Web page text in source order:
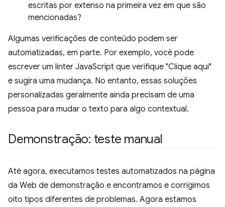
escritas por extenso na primeira vez em que são
mencionadas?
Algumas verificações de conteúdo podem ser
automatizadas, em parte. Por exemplo, você pode
escrever um linter JavaScript que verifique "Clique aqui"
e sugira uma mudança. No entanto, essas soluções
personalizadas geralmente ainda precisam de uma
pessoa para mudar o texto para algo contextual.
Demonstração: teste manual
Até agora, executamos testes automatizados na página
da Web de demonstração e encontramos e corrigimos
oito tipos diferentes de problemas. Agora estamos